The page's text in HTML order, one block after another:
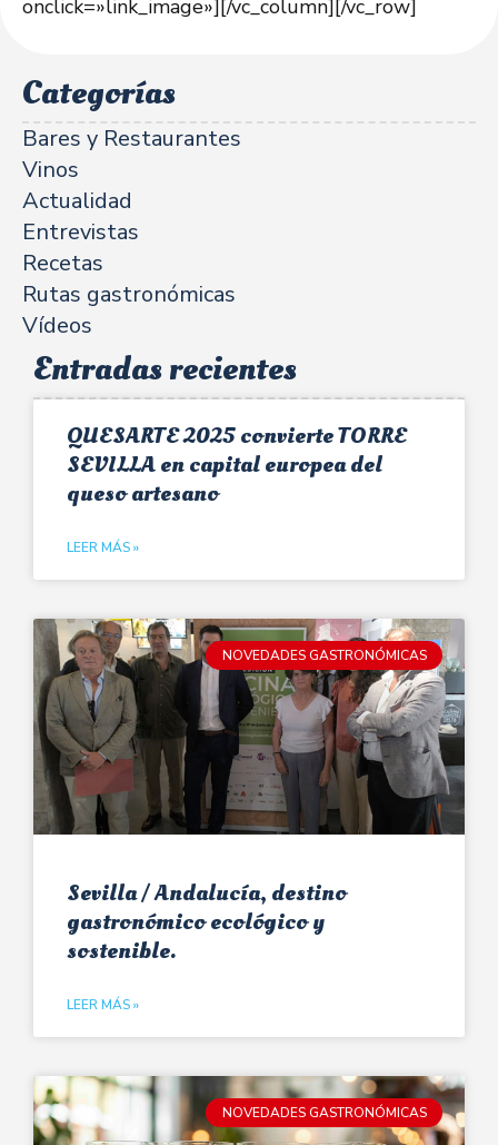
onclick=»link_image»][/vc_column][/vc_row]
Categorías
Bares y Restaurantes
Vinos
Actualidad
Entrevistas
Recetas
Rutas gastronómicas
Vídeos
Entradas recientes
QUESARTE 2025 convierte TORRE
SEVILLA en capital europea del
queso artesano
LEER MÁS »
NOVEDADES GASTRONÓMICAS
Sevilla / Andalucía, destino
gastronómico ecológico y
sostenible.
LEER MÁS »
NOVEDADES GASTRONÓMICAS